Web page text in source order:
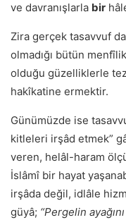
ve davranışlarla bir
Zira gerçek tasavvuf da
olmadığı bütün
olduğu güzelliklerle
hakîkatine ermektir.
Günümüzde ise
kitleleri irşâd etmek”
veren, helâl-haram
İslâmî bir hayat
irşâda değil, idlâle
güyâ; “Pergelin